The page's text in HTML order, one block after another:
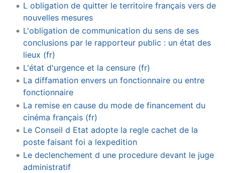
L obligation de quitter le territoire français vers de
nouvelles mesures
L'obligation de communication du sens de ses
conclusions par le rapporteur public : un état des
lieux (fr)
L'état d'urgence et la censure (fr)
La diffamation envers un fonctionnaire ou entre
fonctionnaire
La remise en cause du mode de financement du
cinéma français (fr)
Le Conseil d Etat adopte la regle cachet de la
poste faisant foi a lexpedition
Le declenchement d une procedure devant le juge
administratif